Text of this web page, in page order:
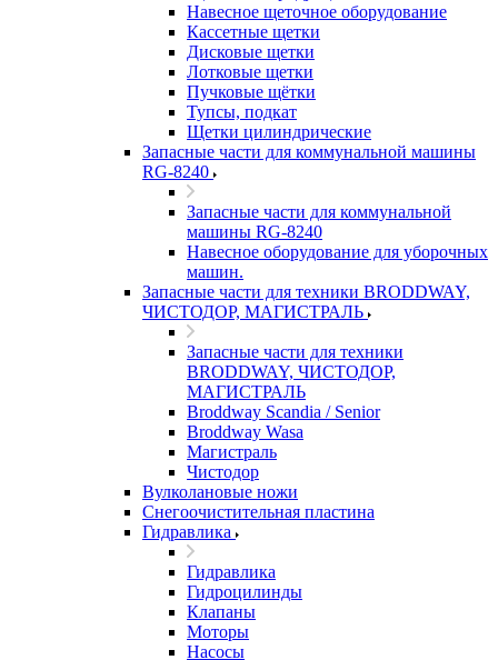
Навесное щеточное оборудование
Кассетные щетки
Дисковые щетки
Лотковые щетки
Пучковые щётки
Тупсы, подкат
Щетки цилиндрические
Запасные части для коммунальной машины
RG-8240
Запасные части для коммунальной
машины RG-8240
Навесное оборудование для уборочных
машин.
Запасные части для техники BRODDWAY,
ЧИСТОДОР, МАГИСТРАЛЬ
Запасные части для техники
BRODDWAY, ЧИСТОДОР,
МАГИСТРАЛЬ
Broddway Scandia / Senior
Broddway Wasa
Магистраль
Чистодор
Вулколановые ножи
Снегоочистительная пластина
Гидравлика
Гидравлика
Гидроцилинды
Клапаны
Моторы
Насосы